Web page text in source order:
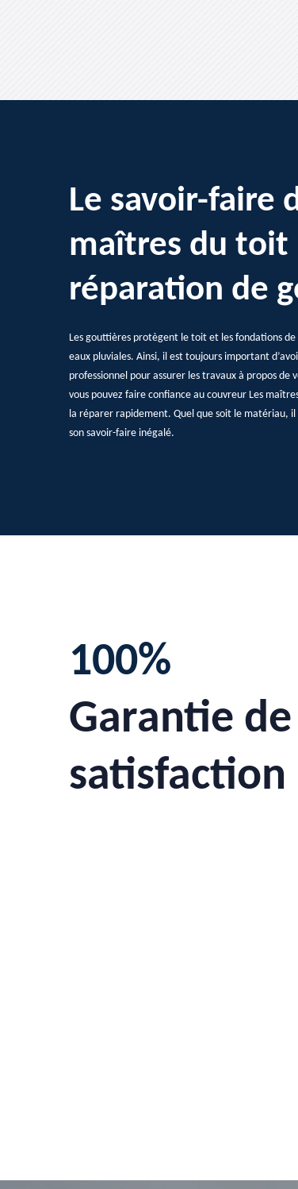
Le savoir-faire
maîtres du toit
réparation de
Les gouttières protègent le toit et les fondations
eaux pluviales. Ainsi, il est toujours important
professionnel pour assurer les travaux à propos de
vous pouvez faire confiance au couvreur Les
la réparer rapidement. Quel que soit le matériau,
son savoir-faire inégalé.
100%
Garantie de
satisfaction